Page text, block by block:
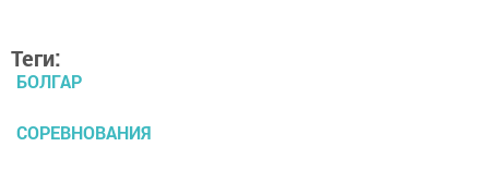
Теги:
БОЛГАР
СОРЕВНОВАНИЯ